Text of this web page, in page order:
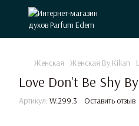
Женская Женская By Kilian
Love Don't Be Shy
Артикул: W.299.3 Оставить отзыв